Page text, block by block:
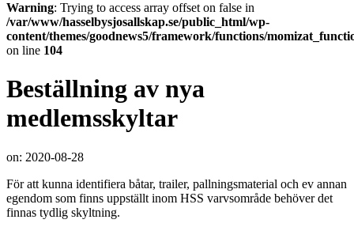
Warning: Trying to access array offset on false in
/var/www/hasselbysjosallskap.se/public_html/wp-
content/themes/goodnews5/framework/functions/
on line 104
Beställning av nya
medlemsskyltar
on: 2020-08-28
För att kunna identifiera båtar, trailer, pallningsmaterial och ev annan
egendom som finns uppställt inom HSS varvsområde behöver det
finnas tydlig skyltning.